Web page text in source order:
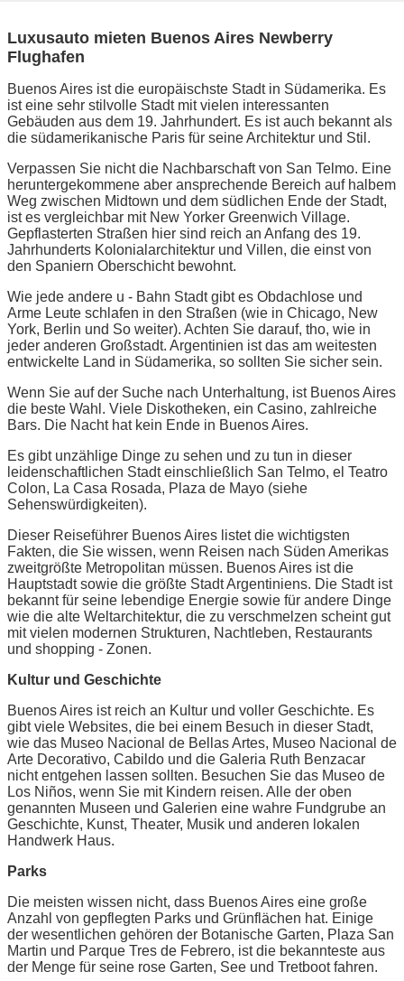
Luxusauto mieten Buenos Aires Newberry
Flughafen
Buenos Aires ist die europäischste Stadt in Südamerika. Es
ist eine sehr stilvolle Stadt mit vielen interessanten
Gebäuden aus dem 19. Jahrhundert. Es ist auch bekannt als
die südamerikanische Paris für seine Architektur und Stil.
Verpassen Sie nicht die Nachbarschaft von San Telmo. Eine
heruntergekommene aber ansprechende Bereich auf halbem
Weg zwischen Midtown und dem südlichen Ende der Stadt,
ist es vergleichbar mit New Yorker Greenwich Village.
Gepflasterten Straßen hier sind reich an Anfang des 19.
Jahrhunderts Kolonialarchitektur und Villen, die einst von
den Spaniern Oberschicht bewohnt.
Wie jede andere u - Bahn Stadt gibt es Obdachlose und
Arme Leute schlafen in den Straßen (wie in Chicago, New
York, Berlin und So weiter). Achten Sie darauf, tho, wie in
jeder anderen Großstadt. Argentinien ist das am weitesten
entwickelte Land in Südamerika, so sollten Sie sicher sein.
Wenn Sie auf der Suche nach Unterhaltung, ist Buenos Aires
die beste Wahl. Viele Diskotheken, ein Casino, zahlreiche
Bars. Die Nacht hat kein Ende in Buenos Aires.
Es gibt unzählige Dinge zu sehen und zu tun in dieser
leidenschaftlichen Stadt einschließlich San Telmo, el Teatro
Colon, La Casa Rosada, Plaza de Mayo (siehe
Sehenswürdigkeiten).
Dieser Reiseführer Buenos Aires listet die wichtigsten
Fakten, die Sie wissen, wenn Reisen nach Süden Amerikas
zweitgrößte Metropolitan müssen. Buenos Aires ist die
Hauptstadt sowie die größte Stadt Argentiniens. Die Stadt ist
bekannt für seine lebendige Energie sowie für andere Dinge
wie die alte Weltarchitektur, die zu verschmelzen scheint gut
mit vielen modernen Strukturen, Nachtleben, Restaurants
und shopping - Zonen.
Kultur und Geschichte
Buenos Aires ist reich an Kultur und voller Geschichte. Es
gibt viele Websites, die bei einem Besuch in dieser Stadt,
wie das Museo Nacional de Bellas Artes, Museo Nacional de
Arte Decorativo, Cabildo und die Galeria Ruth Benzacar
nicht entgehen lassen sollten. Besuchen Sie das Museo de
Los Niños, wenn Sie mit Kindern reisen. Alle der oben
genannten Museen und Galerien eine wahre Fundgrube an
Geschichte, Kunst, Theater, Musik und anderen lokalen
Handwerk Haus.
Parks
Die meisten wissen nicht, dass Buenos Aires eine große
Anzahl von gepflegten Parks und Grünflächen hat. Einige
der wesentlichen gehören der Botanische Garten, Plaza San
Martin und Parque Tres de Febrero, ist die bekannteste aus
der Menge für seine rose Garten, See und Tretboot fahren.